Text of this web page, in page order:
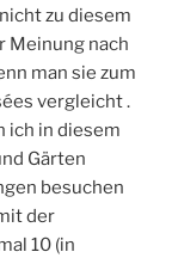
zu diesem
Meinung nach
man sie zum
vergleicht .
ich in diesem
Gärten
besuchen
der
10 (in